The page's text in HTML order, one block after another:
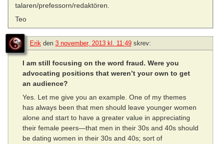
talaren/prefessorn/redaktören.
Teo
Erik den 3 november, 2013 kl. 11:49 skrev:
I am still focusing on the word fraud. Were you
advocating positions that weren’t your own to get
an audience?
Yes. Let me give you an example. One of my themes
has always been that men should leave younger women
alone and start to have a greater value in appreciating
their female peers—that men in their 30s and 40s should
be dating women in their 30s and 40s; sort of